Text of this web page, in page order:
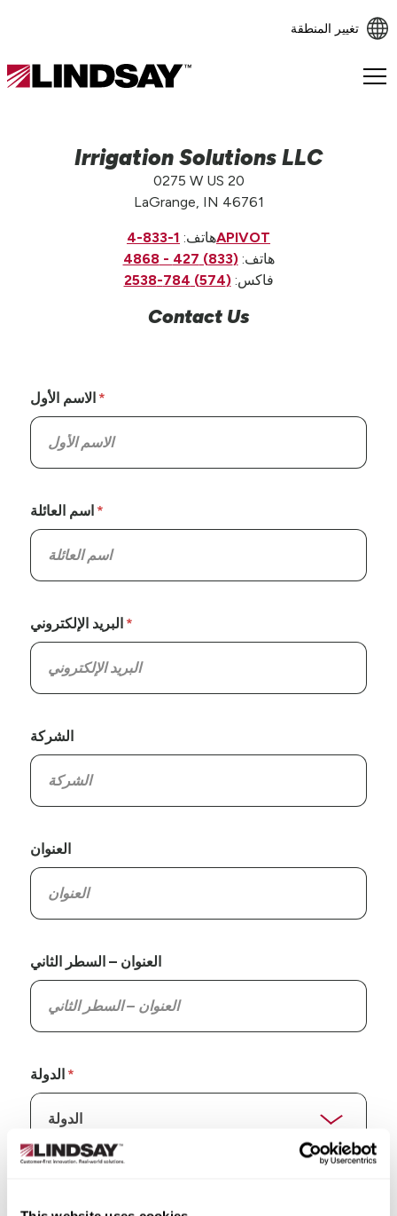
تغيير المنطقة
Lindsay.
Irrigation Solutions LLC
0275 W US 20
LaGrange, IN 46761
هاتف:1-833-4APIVOT
هاتف:(833) 427 - 4868
فاكس:(574) 784-2538
Contact Us
الاسم الأول
اسم العائلة
البريد الإلكتروني
الشركة
العنوان
العنوان – السطر الثاني
الدولة